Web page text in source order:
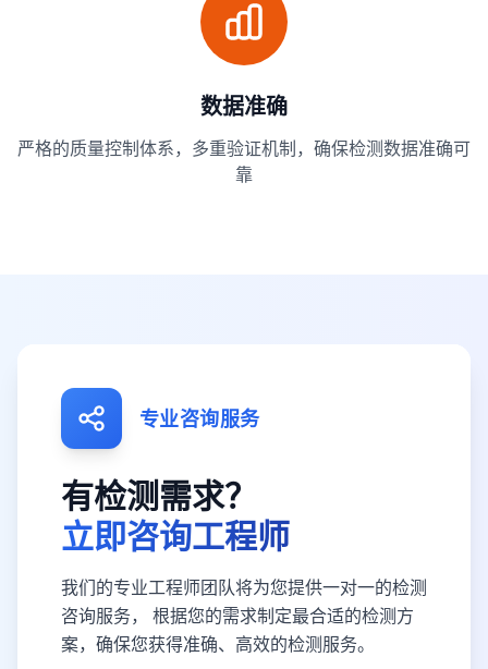
数据准确
严格的质量控制体系，多重验证机制，确保检测数据准确可
靠
专业咨询服务
有检测需求？
立即咨询工程师
我们的专业工程师团队将为您提供一对一的检测
咨询服务， 根据您的需求制定最合适的检测方
案，确保您获得准确、高效的检测服务。